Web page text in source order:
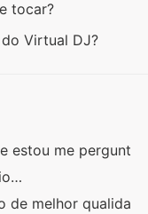
tocar?
Virtual DJ?
estou me pergunt
de melhor qualida